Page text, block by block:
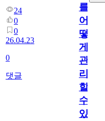
24
0
0
26.04.23
0
댓글
를
어
떻
게
관
리
할
수
있